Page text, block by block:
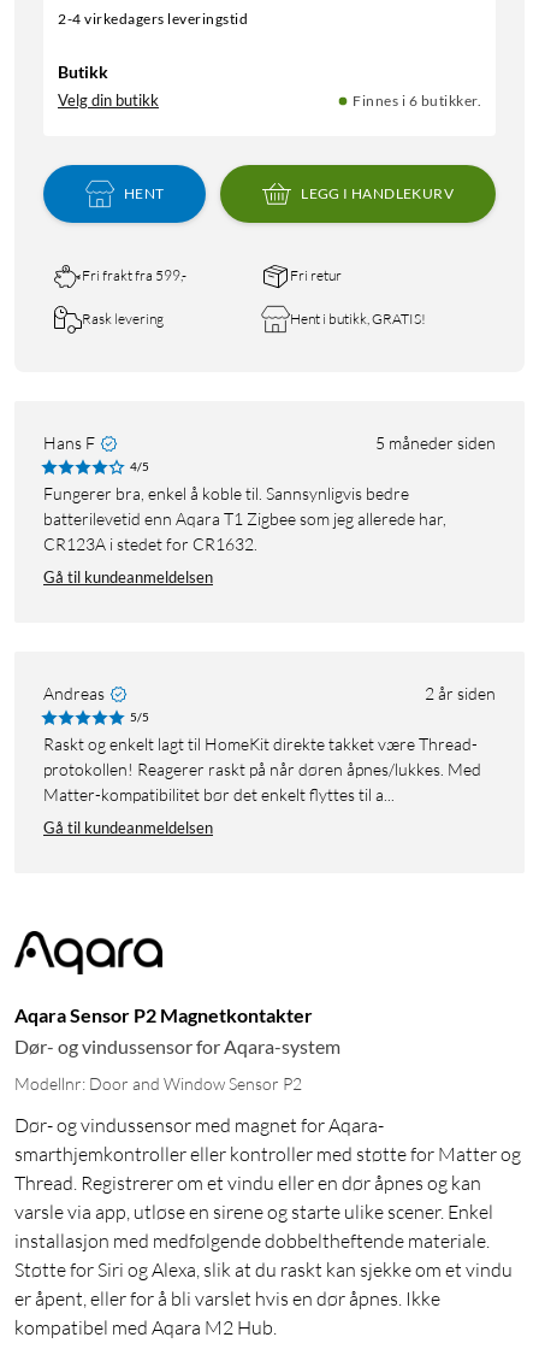
2-4 virkedagers leveringstid
Butikk
Velg din butikk Finnes i 6 butikker.
HENT LEGG I HANDLEKURV
Fri frakt fra 599,- Fri retur
Rask levering Hent i butikk, GRATIS!
Hans F 5 måneder siden
4/5
Fungerer bra, enkel å koble til. Sannsynligvis bedre
batterilevetid enn Aqara T1 Zigbee som jeg allerede har,
CR123A i stedet for CR1632.
Gå til kundeanmeldelsen
Andreas 2 år siden
5/5
Raskt og enkelt lagt til HomeKit direkte takket være Thread-
protokollen! Reagerer raskt på når døren åpnes/lukkes. Med
Matter-kompatibilitet bør det enkelt flyttes til a...
Gå til kundeanmeldelsen
Aqara Sensor P2 Magnetkontakter
Dør- og vindussensor for Aqara-system
Modellnr: Door and Window Sensor P2
Dør- og vindussensor med magnet for Aqara-
smarthjemkontroller eller kontroller med støtte for Matter og
Thread. Registrerer om et vindu eller en dør åpnes og kan
varsle via app, utløse en sirene og starte ulike scener. Enkel
installasjon med medfølgende dobbeltheftende materiale.
Støtte for Siri og Alexa, slik at du raskt kan sjekke om et vindu
er åpent, eller for å bli varslet hvis en dør åpnes. Ikke
kompatibel med Aqara M2 Hub.